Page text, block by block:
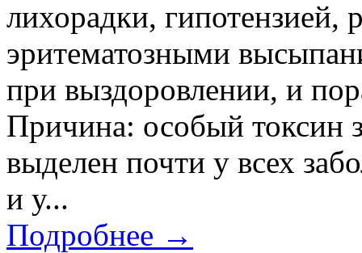
лихорадки, гипотензией,
эритематозными
при выздоровлении, и
Причина: особый токсин
выделен почти у всех
и у...
Подробнее →